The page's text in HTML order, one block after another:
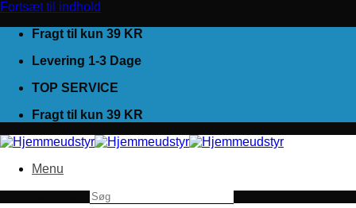
Fortsæt til indhold
Fragt til kun 39 KR
Levering 1-3 Dage
TOP SERVICE
Fragt til kun 39 KR
Menu